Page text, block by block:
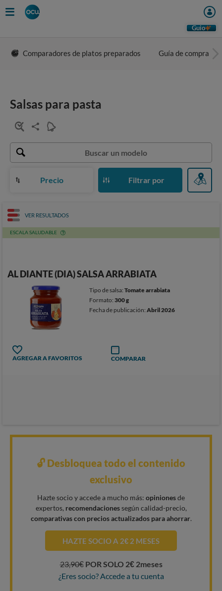
Guio
Comparadores de platos preparados Guía de compra
Salsas para pasta
Precio Filtrar por
VER RESULTADOS
ESCALA SALUDABLE
AL DIANTE (DIA) SALSA ARRABIATA
Tipo de salsa:Tomate arrabiata
Formato:300 g
Fecha de publicación:Abril 2026
AGREGAR A FAVORITOS COMPARAR
🔓 Desbloquea todo el contenido
exclusivo
Hazte socio y accede a mucho más: opinionesde
expertos, recomendacionessegún calidad-precio,
comparativas con precios actualizados para ahorrar.
HAZTE SOCIO A 2€ 2 MESES
23,90€ POR SOLO 2€ 2meses
¿Eres socio? Accede a tu cuenta